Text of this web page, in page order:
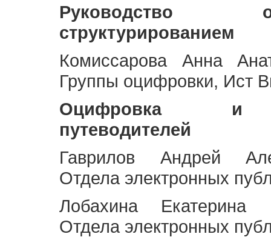
Руководство
структурированием
Комиссарова Анна
Группы оцифровки, Ист
Оцифровка и
путеводителей
Гаврилов Андрей
Отдела электронных
Лобахина Екатерина
Отдела электронных